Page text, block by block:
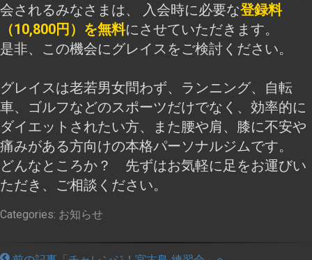
会されるみなさまは、 入会時に必要な登録料
（10,800円）を無料にさせていただきます。
是非、この機会にグレイスをご検討ください。
グレイスは老若男女問わず、ランニング、自転
車、ゴルフなどのスポーツだけでなく、効率的に
ダイエットされたい方、また腰や肩、膝に不安や
痛みがある方向けの本格パーソナルジムです。
どんなところか？ 先ずはお気軽に足をお運びい
ただき、ご相談ください。
Categories: お知らせ